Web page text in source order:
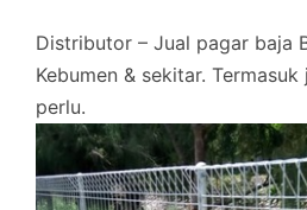
Distributor – Jual pagar baja
Kebumen & sekitar.
perlu.